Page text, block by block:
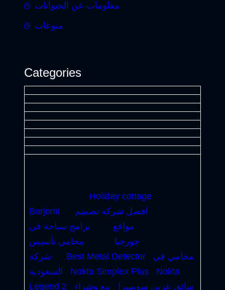
معلومات عن الحيوانات
منوعات
Categories
Holiday cottage
Borjomi
افضل شركة تصميم
مواقع
برامج سياحة في
جورجيا
محامي تأسيس
شركة
Best Metal Detector
محامي في
السعودية
Nokta Simplex Plus
Nokta
Legend 2
سائق عربى سويسرا بيع وشراء